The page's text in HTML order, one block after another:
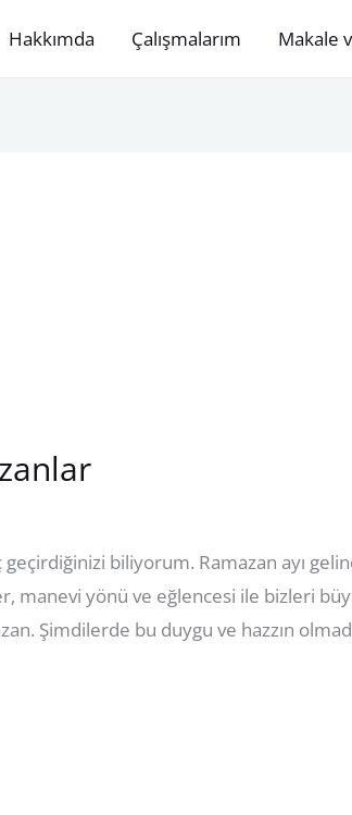
Hakkımda Çalışmalarım Makale
biliyorum. Ramazan ayı
manevi yönü ve eğlencesi ile bizleri
Şimdilerde bu duygu ve hazzın